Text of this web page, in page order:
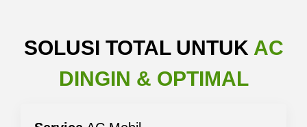
SOLUSI TOTAL UNTUK AC
DINGIN & OPTIMAL